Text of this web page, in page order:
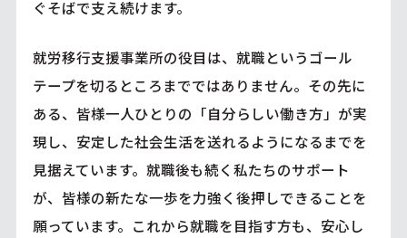
ぐそばで支え続けます。
就労移行支援事業所の役目は、就職というゴール
テープを切るところまでではありません。その先に
ある、皆様一人ひとりの「自分らしい働き方」が実
現し、安定した社会生活を送れるようになるまでを
見据えています。就職後も続く私たちのサポート
が、皆様の新たな一歩を力強く後押しできることを
願っています。これから就職を目指す方も、安心し